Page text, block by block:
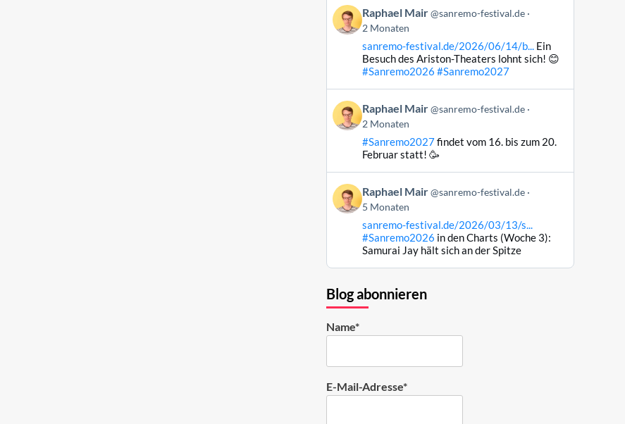
ansehen
Beitrag
von
Raphael
Raphael Mair @sanremo-festival.de
2 Monaten
sanremo-festival.de/2026/06/14/b...Ein
Besuch des Ariston-Theaters lohnt sich! 😊
#Sanremo2026 #Sanremo2027
Beitrag
von
Raphael
Bluesky
ansehen
Raphael Mair @sanremo-festival.de
2 Monaten
#Sanremo2027findet vom 16. bis zum 20.
Februar statt! 🥳
Beitrag
von
Raphael
Raphael Mair @sanremo-festival.de
5 Monaten
sanremo-festival.de/2026/03/13/s...
#Sanremo2026 in den Charts (Woche 3):
Samurai Jay hält sich an der Spitze
Blog abonnieren
Name*
E-Mail-Adresse*